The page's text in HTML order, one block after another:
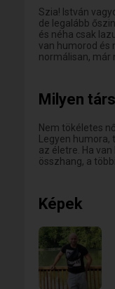
Szia! István
de legalább
és néha csak
van humorod és
normálisan, már
Milyen
Nem tökéletes
Legyen
az életre. Ha
összhang, a
Képek